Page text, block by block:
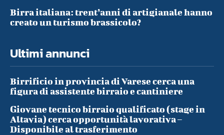
Birra italiana: trent’anni di artigianale hanno
creato un turismo brassicolo?
Ultimi annunci
Birrificio in provincia di Varese cerca una
figura di assistente birraio e cantiniere
Giovane tecnico birraio qualificato (stage in
Altavia) cerca opportunità lavorativa –
Disponibile al trasferimento